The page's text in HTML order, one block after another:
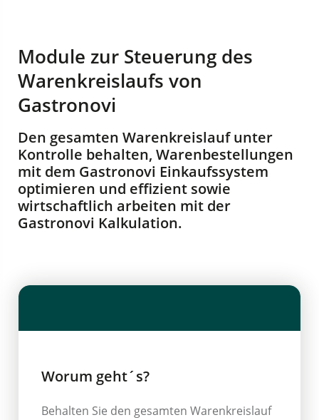
Module zur Steuerung des
Warenkreislaufs von
Gastronovi
Den gesamten Warenkreislauf unter
Kontrolle behalten, Warenbestellungen
mit dem Gastronovi Einkaufssystem
optimieren und effizient sowie
wirtschaftlich arbeiten mit der
Gastronovi Kalkulation.
Worum geht´s?
Behalten Sie den gesamten Warenkreislauf